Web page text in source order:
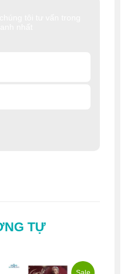
TỰ